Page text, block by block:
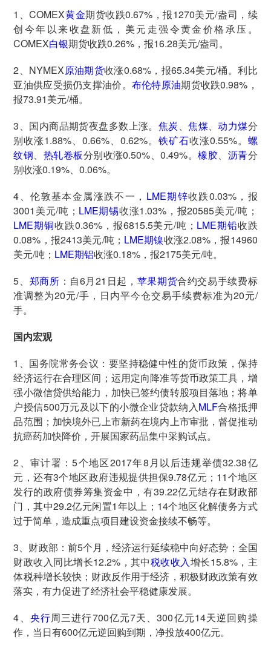
1、COMEX黄金期货收跌0.67%，报1270美元/盎司，续
创今年以来收盘新低，美元走强令黄金价格承压。
COMEX白银期货收跌0.26%，报16.28美元/盎司。
2、NYMEX原油期货收涨0.68%，报65.34美元/桶。利比
亚油供应受损仍支撑油价。 布伦特原油期货收跌0.98%，
报73.91美元/桶。
3、国内商品期货夜盘多数上涨。 焦炭、焦煤、动力煤分
别收涨1.88%、0.66%、0.62%。 铁矿石收涨0.55%。 螺
纹钢、 热轧卷板分别收涨0.50%、0.49%。橡胶、 沥青分
别收涨0.19%、0.06%。
4、伦敦基本金属涨跌不一， LME期锌收跌0.03%，报
3001美元/吨； LME期锡收涨1.03%，报20585美元/吨；
LME期铜收跌0.36%，报6815.5美元/吨； LME期铅收跌
0.08%，报2413美元/吨； LME期镍收涨2.08%，报14960
美元/吨； LME期铝收涨0.18%，报2175美元/吨。
5、 郑商所 ：自6月21日起， 苹果期货合约交易手续费标
准调整为20元/手，日内平今仓交易手续费标准为20元/
手。
国内宏观
1、国务院常务会议：要坚持稳健中性的货币政策，保持
经济运行在合理区间；运用定向降准等货币政策工具，增
强小微信贷供给能力，加快已签约债转股项目落地；将单
户授信500万元及以下的小微企业贷款纳入MLF合格抵押
品范围；加快境外已上市新药在境内上市审批，督促推动
抗癌药加快降价，开展国家药品集中采购试点。
2、审计署：5个地区2017年8月以后违规举债32.38亿
元，还有3个地区政府违规提供担保9.78亿元；11个地区
发行的政府债券筹集资金中，有39.22亿元结存在财政部
门，其中29.2亿元闲置1年以上；14个地区化解债务方式
过于简单，造成重点项目建设资金接续不畅等。
3、财政部：前5个月，经济运行延续稳中向好态势；全国
财政收入同比增长12.2%，其中税收收入增长15.8%，主
体税种增长较快；财政反作用于经济，积极财政政策有效
落实，有力促进了经济社会平稳健康发展。
4、 央行周三进行700亿元7天、300亿元14天逆回购操
作，当日有600亿元逆回购到期，净投放400亿元。